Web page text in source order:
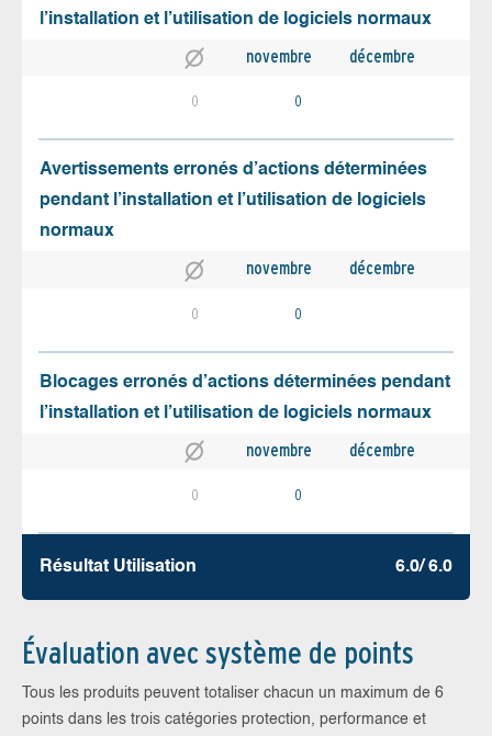
l’installation et l’utilisation de logiciels normaux
novembre décembre
0 0
Avertissements erronés d’actions déterminées
pendant l’installation et l’utilisation de logiciels
normaux
novembre décembre
0 0
Blocages erronés d’actions déterminées pendant
l’installation et l’utilisation de logiciels normaux
novembre décembre
0 0
Résultat Utilisation 6.0/ 6.0
Évaluation avec système de points
Tous les produits peuvent totaliser chacun un maximum de 6
points dans les trois catégories protection, performance et